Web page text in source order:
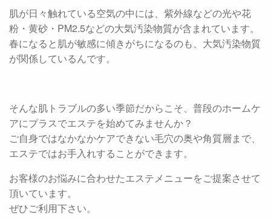
肌が日々触れている空気の中には、紫外線などの光や花
粉・黄砂・PM2.5などの大気汚染物質が含まれています。
春になると肌が敏感に傾きがちになるのも、大気汚染物質
が関係しているんです。
そんな肌トラブルの多い季節だからこそ、普段のホームケ
アにプラスでエステを始めてみませんか？
ご自身ではなかなかケアできない毛穴の奥や角質層まで、
エステではお手入れすることができます。
お客様のお悩みに合わせたエステメニューをご提案させて
頂いています。
ぜひご利用下さい。